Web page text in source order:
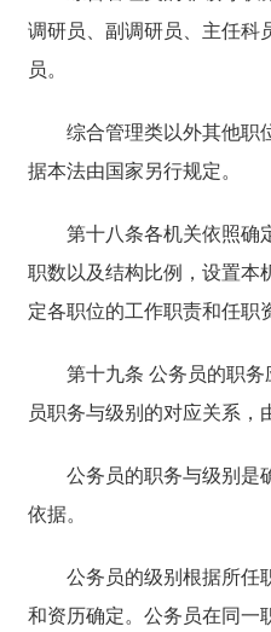
调研员、副调研员、主任科
员。
综合管理类以外其他职
据本法由国家另行规定。
第十八条各机关依照确定
职数以及结构比例，设置本
定各职位的工作职责和任职
第十九条 公务员的职务
员职务与级别的对应关系，
公务员的职务与级别是
依据。
公务员的级别根据所任
和资历确定。公务员在同一